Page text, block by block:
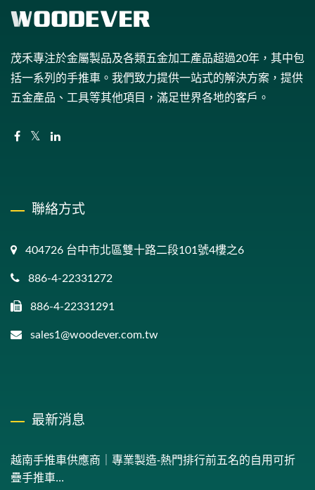
茂禾專注於金屬製品及各類五金加工產品超過20年，其中包
括一系列的手推車。我們致力提供一站式的解決方案，提供
五金產品、工具等其他項目，滿足世界各地的客戶。
聯絡方式
404726 台中市北區雙十路二段101號4樓之6
886-4-22331272
886-4-22331291
sales1@woodever.com.tw
最新消息
越南手推車供應商｜專業製造-熱門排行前五名的自用可折
疊手推車...